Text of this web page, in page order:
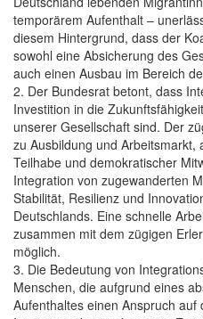
temporärem Aufenthalt –
diesem Hintergrund, dass der
sowohl eine Absicherung des
auch einen Ausbau im Bereich
2. Der Bundesrat betont, dass
Investition in die
unserer Gesellschaft sind. Der
zu Ausbildung und
Teilhabe und demokratischer
Integration von zugewanderten
Stabilität, Resilienz und
Deutschlands. Eine schnelle
zusammen mit dem zügigen
möglich.
3. Die Bedeutung von
Menschen, die aufgrund eines
Aufenthaltes einen Anspruch auf